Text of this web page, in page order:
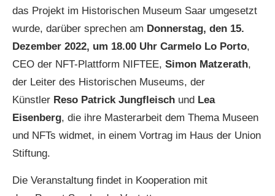
das Projekt im Historischen Museum Saar umgesetzt
wurde, darüber sprechen am Donnerstag, den 15.
Dezember 2022, um 18.00 Uhr Carmelo Lo Porto,
CEO der NFT-Plattform NIFTEE, Simon Matzerath,
der Leiter des Historischen Museums, der
Künstler Reso Patrick Jungfleisch und Lea
Eisenberg, die ihre Masterarbeit dem Thema Museen
und NFTs widmet, in einem Vortrag im Haus der Union
Stiftung.
Die Veranstaltung findet in Kooperation mit